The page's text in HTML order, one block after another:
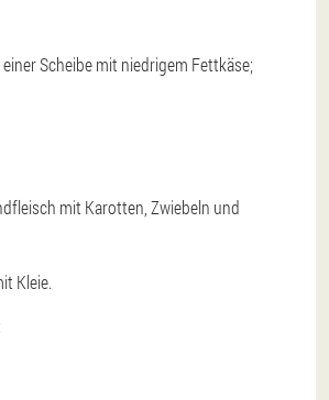
Scheibe mit niedrigem Fettkäse;
mit Karotten, Zwiebeln und
Kleie.